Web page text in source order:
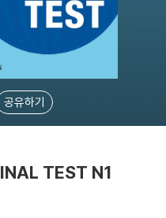
공유하기
TEST N1